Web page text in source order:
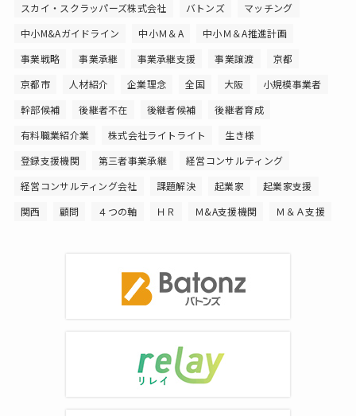
スカイ・スクラッパーズ株式会社
バトンズ
マッチング
中小M&Aガイドライン
中小Ｍ＆A
中小Ｍ＆A推進計画
事業戦略
事業承継 事業承継支援 事業譲渡
京都
京都市
人材紹介 企業理念 全国 大阪
小規模事業者
幹部候補
後継者不在 後継者候補
後継者育成
有料職業紹介業
株式会社ライトライト
生き様
登録支援機関
第三者事業承継
経営コンサルティング
経営コンサルティング会社
課題解決 起業家
起業家支援
関西
顧問 ４つの軸 ＨＲ Ｍ&A支援機関 Ｍ＆Ａ支援